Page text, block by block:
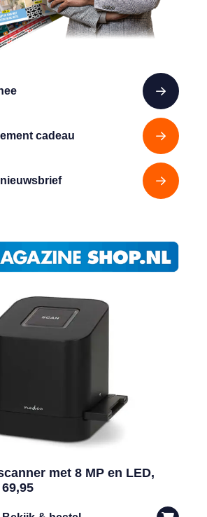
cadeau
met 8 MP en LED,